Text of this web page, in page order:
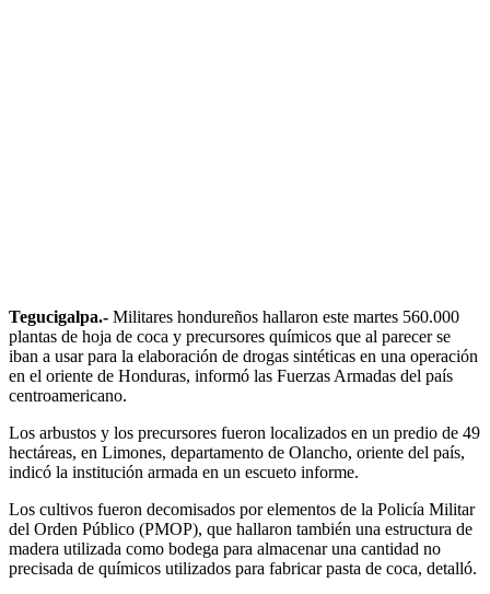
Tegucigalpa.- Militares hondureños hallaron este martes 560.000
plantas de hoja de coca y precursores químicos que al parecer se
iban a usar para la elaboración de drogas sintéticas en una operación
en el oriente de Honduras, informó las Fuerzas Armadas del país
centroamericano.
Los arbustos y los precursores fueron localizados en un predio de 49
hectáreas, en Limones, departamento de Olancho, oriente del país,
indicó la institución armada en un escueto informe.
Los cultivos fueron decomisados por elementos de la Policía Militar
del Orden Público (PMOP), que hallaron también una estructura de
madera utilizada como bodega para almacenar una cantidad no
precisada de químicos utilizados para fabricar pasta de coca, detalló.